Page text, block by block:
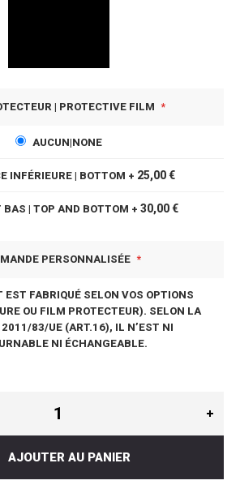
| PROTECTIVE FILM
AUCUN|NONE
INFÉRIEURE | BOTTOM + 25,00 €
BAS | TOP AND BOTTOM + 30,00 €
PERSONNALISÉE
EST FABRIQUÉ SELON VOS OPTIONS
OU FILM PROTECTEUR). SELON LA
2011/83/UE (ART.16), IL N’EST NI
NI ÉCHANGEABLE.
AJOUTER AU PANIER